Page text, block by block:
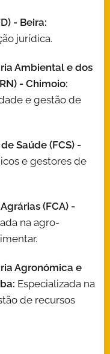
- Beira:
jurídica.
Ambiental e dos
- Chimoio:
e gestão de
Saúde (FCS) -
e gestores de
(FCA) -
na agro-
Agronómica e
Especializada na
de recursos